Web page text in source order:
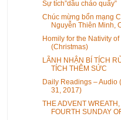
Sự tích”dầu cháo quẩy”
Chúc mừng bổn mạng
Nguyễn Thiên Minh,
Homily for the Nativity of
(Christmas)
LÃNH NHẬN BÍ TÍCH
TÍCH THÊM SỨC
Daily Readings – Audio
31, 2017)
THE ADVENT
FOURTH SUNDAY OF